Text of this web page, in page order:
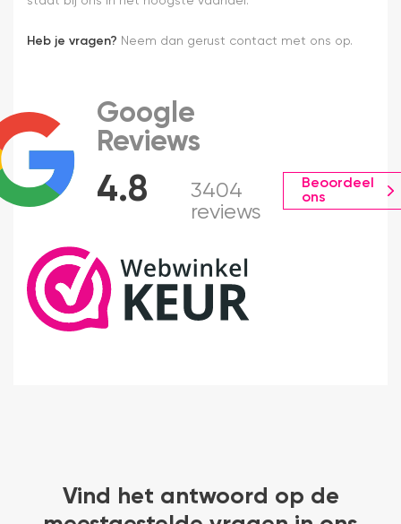
Heb je vragen? Neem dan gerust contact met ons op.
4.8
Google
Reviews
3404
reviews
Beoordeel
ons
Vind het antwoord op de